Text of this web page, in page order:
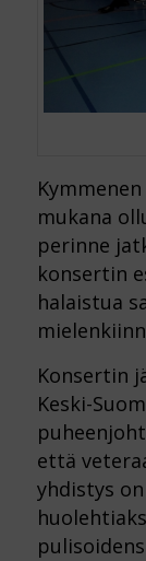
mukana
perinne
konsertin
halaistua
Konsertin
Keski-
että
yhdistys